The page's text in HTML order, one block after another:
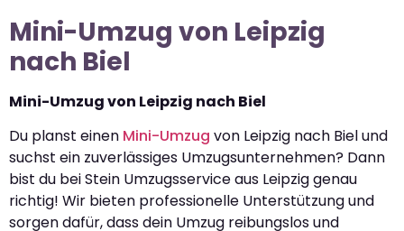
Mini-Umzug von Leipzig
nach Biel
Mini-Umzug von Leipzig nach Biel
Du planst einen Mini-Umzug von Leipzig nach Biel und
suchst ein zuverlässiges Umzugsunternehmen? Dann
bist du bei Stein Umzugsservice aus Leipzig genau
richtig! Wir bieten professionelle Unterstützung und
sorgen dafür, dass dein Umzug reibungslos und